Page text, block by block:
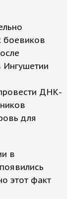
боевиков
Ингушетии
ДНК-
для
в
этот факт